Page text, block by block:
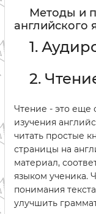
Методы и
английского
1.
2.
Чтение - это еще
изучения
читать простые
страницы на
материал,
языком ученика.
понимания
улучшить